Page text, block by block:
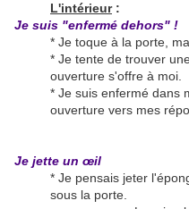
L'intérieur:
Je suis "enfermé dehors" !
* Je toque à la porte,
* Je tente de trouver
ouverture s'offre à moi.
* Je suis enfermé dans
ouverture vers mes
Je jette un œil
* Je pensais jeter
sous la porte.